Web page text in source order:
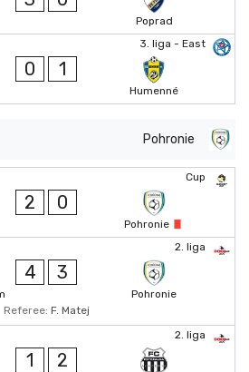
Poprad
3. liga - East
0 1
Humenné
Pohronie
Cup
2 0
Pohronie
2. liga
4 3
Pohronie
Referee: F. Matej
2. liga
1 2